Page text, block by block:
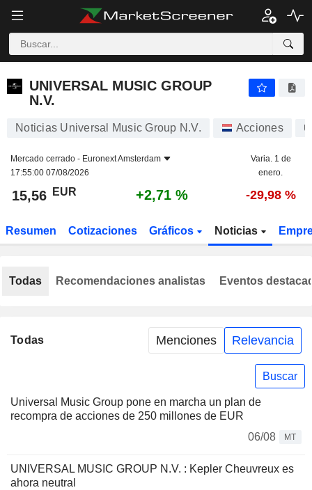
UNIVERSAL MUSIC GROUP
N.V.
Noticias Universal Music Group N.V. Acciones
Mercado cerrado - Euronext Amsterdam
17:55:00 07/08/2026
Varia. 1 de
enero.
15,56 EUR +2,71 % -29,98 %
Resumen Cotizaciones Gráficos Noticias
Todas Menciones Relevancia
Buscar
Universal Music Group pone en marcha un plan de
recompra de acciones de 250 millones de EUR
06/08
MT
UNIVERSAL MUSIC GROUP N.V. : Kepler Cheuvreux es
ahora neutral
Todas Recomendaciones analistas Eventos